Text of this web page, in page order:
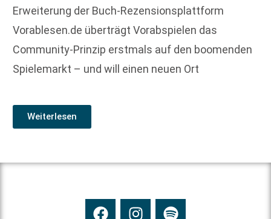
Erweiterung der Buch-Rezensionsplattform
Vorablesen.de überträgt Vorabspielen das
Community-Prinzip erstmals auf den boomenden
Spielemarkt – und will einen neuen Ort
Weiterlesen